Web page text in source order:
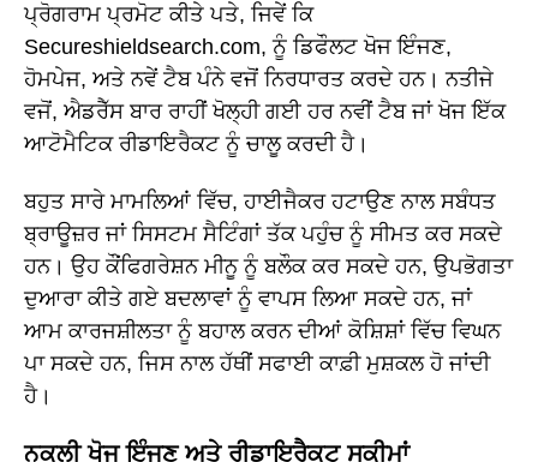
ਪ੍ਰੋਗਰਾਮ ਪ੍ਰਮੋਟ ਕੀਤੇ ਪਤੇ, ਜਿਵੇਂ ਕਿ
Secureshieldsearch.com, ਨੂੰ ਡਿਫੌਲਟ ਖੋਜ ਇੰਜਣ,
ਹੋਮਪੇਜ, ਅਤੇ ਨਵੇਂ ਟੈਬ ਪੰਨੇ ਵਜੋਂ ਨਿਰਧਾਰਤ ਕਰਦੇ ਹਨ। ਨਤੀਜੇ
ਵਜੋਂ, ਐਡਰੈੱਸ ਬਾਰ ਰਾਹੀਂ ਖੋਲ੍ਹੀ ਗਈ ਹਰ ਨਵੀਂ ਟੈਬ ਜਾਂ ਖੋਜ ਇੱਕ
ਆਟੋਮੈਟਿਕ ਰੀਡਾਇਰੈਕਟ ਨੂੰ ਚਾਲੂ ਕਰਦੀ ਹੈ।
ਬਹੁਤ ਸਾਰੇ ਮਾਮਲਿਆਂ ਵਿੱਚ, ਹਾਈਜੈਕਰ ਹਟਾਉਣ ਨਾਲ ਸਬੰਧਤ
ਬ੍ਰਾਊਜ਼ਰ ਜਾਂ ਸਿਸਟਮ ਸੈਟਿੰਗਾਂ ਤੱਕ ਪਹੁੰਚ ਨੂੰ ਸੀਮਤ ਕਰ ਸਕਦੇ
ਹਨ। ਉਹ ਕੌਂਫਿਗਰੇਸ਼ਨ ਮੀਨੂ ਨੂੰ ਬਲੌਕ ਕਰ ਸਕਦੇ ਹਨ, ਉਪਭੋਗਤਾ
ਦੁਆਰਾ ਕੀਤੇ ਗਏ ਬਦਲਾਵਾਂ ਨੂੰ ਵਾਪਸ ਲਿਆ ਸਕਦੇ ਹਨ, ਜਾਂ
ਆਮ ਕਾਰਜਸ਼ੀਲਤਾ ਨੂੰ ਬਹਾਲ ਕਰਨ ਦੀਆਂ ਕੋਸ਼ਿਸ਼ਾਂ ਵਿੱਚ ਵਿਘਨ
ਪਾ ਸਕਦੇ ਹਨ, ਜਿਸ ਨਾਲ ਹੱਥੀਂ ਸਫਾਈ ਕਾਫ਼ੀ ਮੁਸ਼ਕਲ ਹੋ ਜਾਂਦੀ
ਹੈ।
ਨਕਲੀ ਖੋਜ ਇੰਜਣ ਅਤੇ ਰੀਡਾਇਰੈਕਟ ਸਕੀਮਾਂ